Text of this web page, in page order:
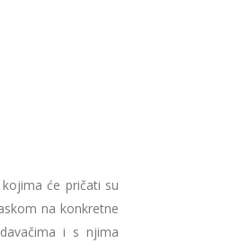
će pričati su
na konkretne
i s njima